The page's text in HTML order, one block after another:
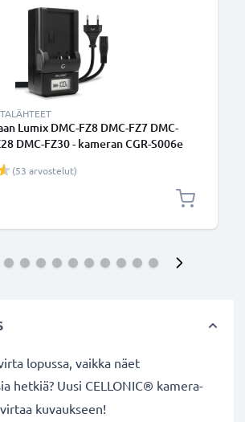
Lumix DMC-FZ8 DMC-FZ7 DMC-
DMC-FZ30 - kameran CGR-S006e
(53 arvostelut)
lopussa, vaikka näet
hetkiä? Uusi CELLONIC® kamera-
kuvaukseen!